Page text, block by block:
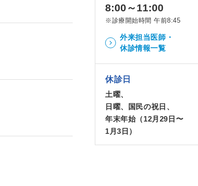
8:00～11:00
※診療開始時間 午前8:45
外来担当医師・
休診情報一覧
休診日
土曜、
日曜、国民の祝日、
年末年始（12月29日〜
1月3日）